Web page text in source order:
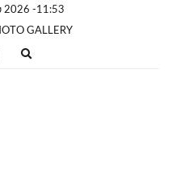
2026 -11:53
GALLERY